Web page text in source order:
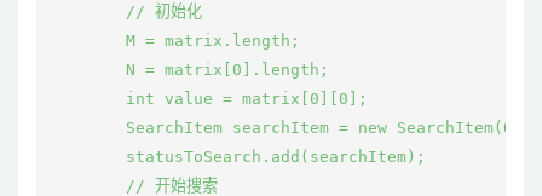
        // 初始化
        M = matrix.length;
        N = matrix[0].length;
        int value = matrix[0][0];
SearchItem searchItem = new SearchItem(0,
        statusToSearch.add(searchItem);
        // 开始搜索